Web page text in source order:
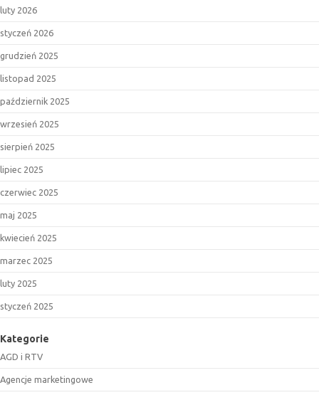
luty 2026
styczeń 2026
grudzień 2025
listopad 2025
październik 2025
wrzesień 2025
sierpień 2025
lipiec 2025
czerwiec 2025
maj 2025
kwiecień 2025
marzec 2025
luty 2025
styczeń 2025
Kategorie
AGD i RTV
Agencje marketingowe